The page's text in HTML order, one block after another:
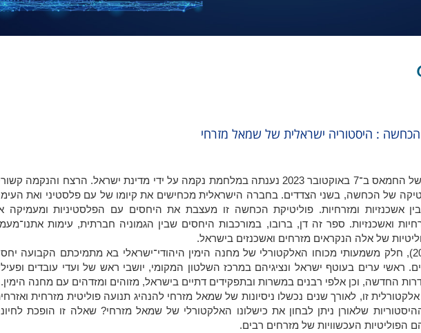
: היסטוריה ישראלית של שמאל מזרחי
מתקפת הרצח של החמאס ב־7 באוקטובר 2023 נענתה במלחמת נקמה על ידי מדינת ישראל. הרצח והנקמה
של הכחשה, בשני הצדדים. בחברה הישראלית מכחישים את קיומו של עם פלסטיני ואת
אשכנזיות ומזרחיות. פוליטיקת הכחשה זו מעצבת את היחסים עם הפלסטיניות ומעמיקה
ואשכנזיות. ספר זה דן, ברובו, במורכבות היחסים שבין הגמוניה חברתית, עימות
של אלה הנקראים מזרחים ואשכנזים בישראל.
נכון להיום (2024), חלק משמעותי מכוחו האלקטורלי של מחנה הימין היהודי־ישראלי בא מתמיכתם הקבועה
ראשי ערים בעוטף ישראל ונציגיהם במרכז השלטון המקומי, יושבי ראש של ועדי עובדים
החדשה, וכן אלפי רבנים במשרות ובתפקידים דתיים בישראל, מזוהים ומזדהים עם מחנה
זו, לאורך שנים נכשלו ניסיונות של שמאל מזרחי להנהיג תנועה פוליטית מזרחית
שלאורן ניתן לבחון את כישלונו האלקטורלי של שמאל מזרחי? שאלה זו הופכת
הפוליטיות העכשוויות של מזרחים רבים.